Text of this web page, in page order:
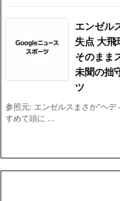
エンゼル
失点 大
そのまま
未聞の拙
ツ
参照元: エンゼルスまさか“ヘ
すめて頭に ...